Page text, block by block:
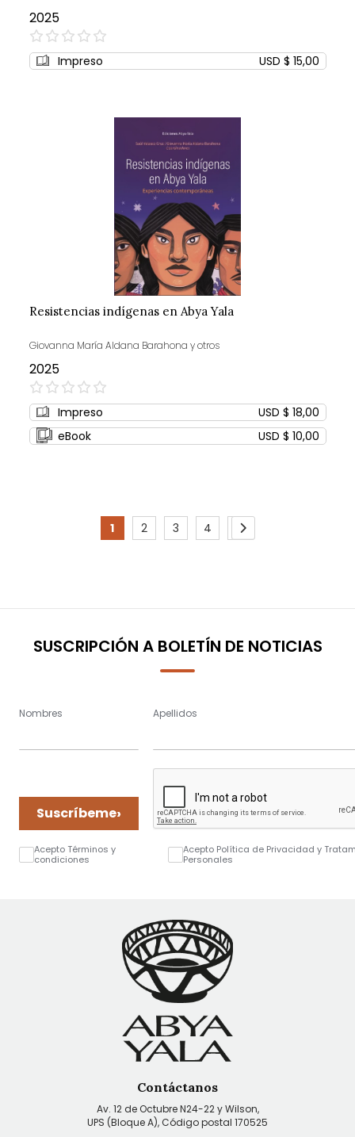
2025
0%
Impreso USD $ 15,00
Resistencias indígenas en Abya Yala
Giovanna María Aldana Barahona y otros
2025
0%
Impreso
USD $ 18,00
eBook
USD $ 10,00
Page
You're
page
1
Page
2
Page
3
Page
4
Page
5
Page
Siguiente
SUSCRIPCIÓN A BOLETÍN DE NOTICIAS
Nombres Apellidos
Suscríbeme›
Acepto Términos y
condiciones
Acepto Política de Privacidad y
Personales
Contáctanos
Av. 12 de Octubre N24-22 y Wilson,
UPS (Bloque A), Código postal 170525